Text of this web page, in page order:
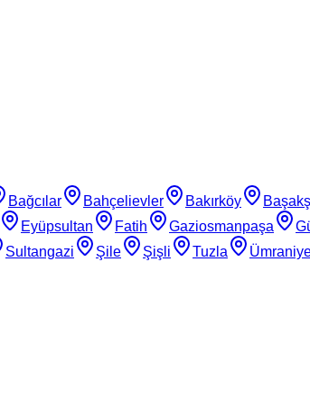
Bağcılar Bahçelievler Bakırköy
Eyüpsultan Fatih Gaziosmanpaşa
Sultangazi Şile Şişli Tuzla